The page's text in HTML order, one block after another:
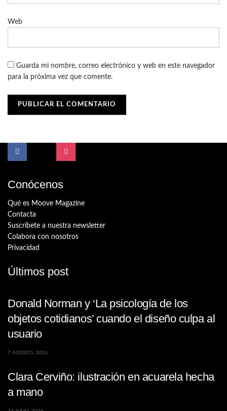
Web
Guarda mi nombre, correo electrónico y web en este navegador
para la próxima vez que comente.
Conócenos
Qué es Moove Magazine
Contacta
Suscríbete a nuestra newsletter
Colabora con nosotros
Privacidad
Últimos post
Donald Norman y ‘La psicología de los
objetos cotidianos’ cuando el diseño culpa al
usuario
7 AGOSTO, 2026
Clara Cerviño: ilustración en acuarela hecha
a mano